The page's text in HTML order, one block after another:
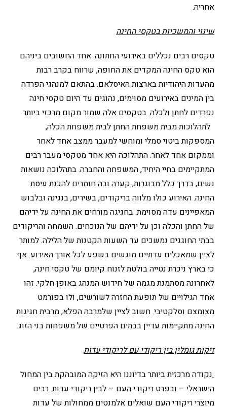
אחריה.
שינוי והמשכיות בטקסי החינה
טקסים רבים נכללים באירועי החתונה. אחד החשובים ביניהם
הוא טקס החינה המקדים את החופה, שרווח בקרב רבות
מהעדות היהודיות בארצות האיסלאם. בהתאם למנהגי הפרדה
בין המינים באירועים מסוימים, נהוגים עד היום טקסי חינה
נפרדים לחתן ולכלה. בטקסים אלה שמור מקום מרכזי ביותר
לתהלוכות מבית משפחת החתן לבית משפחת הכלה,
המספקות ביטוי סמלי ומוחשי למעבר ממצב אחד לאחר
וממקום אחד לאחר. התהלוכה היא אחד מטקסי מעבר רבים
המתקיימים בחיי היחיד, המשפחה והחברה. בתהלוכה נושאות
נשים, בדרך כלל מבוגרות, קערה ובה חומרים להכנת עיסת
החינה. האירוע כולו מלווה בריקודים, בשירים, בנגינה ובלבוש
המאפיינים עדה מסוימת. בחגיגה מורחים את החינה על ידיהם
של החתן והכלה וכן על ידיהם של הנוכחים. השמחה והריקודים
בבתי החוגגים נמשכים עד השעות הקטנות של הלילה. למותר
לציין שמאכלים עדתיים מוגשים בשפע לכל אורך האירוע. אף
כי בארץ ניכרת נטייה בולטת לזנוח קיומם של טקסי חינה,
לאחרונה מסתמנת מגמה של חידוש המנהג באופן חלקי. זהו
אחד הגילויים של תופעת החזרה לשורשים, ולו בפורמט
מצומצם וסלקטיבי. חשוב לציין שלמרבה הפלא, מרבית חגיגות
החינה מתקיימות עדיין בבתים הפרטיים של משפחות בני הזוג.
זיקות גומלין בין ריקודי עם לריקודי עדות
נקודה מרכזית ביותר בדיוננו היא הזיקה המובהקת בין המחול
הישראלי – ובפרט ריקודי העם – לבין ריקודי עדות. רבים
מיוצרי ריקודי העם שואלים אלמנטים ממחולות של עדות